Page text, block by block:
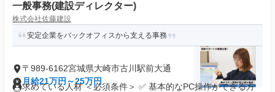
一般事務(建設ディレクター)
株式会社佐藤建設
安定企業をバックオフィスから支える事務
〒989-6162宮城県大崎市古川駅前大通
月給21万円～25万円
求めている人材 ＜必須条件＞ ✅ 基本的なPC操作ができる方